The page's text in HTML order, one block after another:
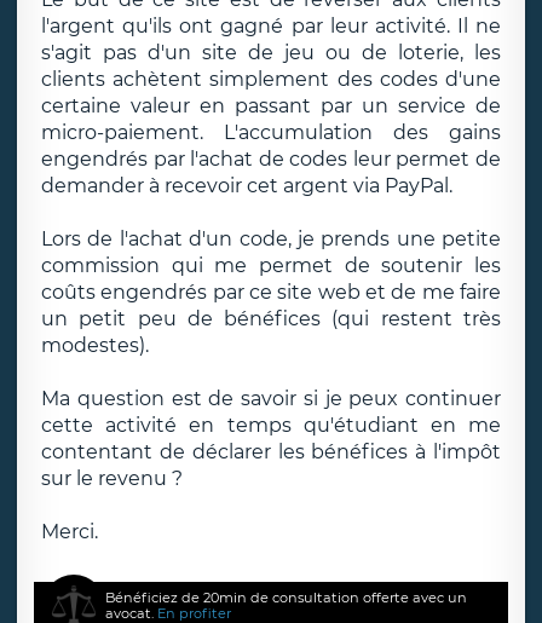
l'argent qu'ils ont gagné par leur activité. Il ne
s'agit pas d'un site de jeu ou de loterie, les
clients achètent simplement des codes d'une
certaine valeur en passant par un service de
micro-paiement. L'accumulation des gains
engendrés par l'achat de codes leur permet de
demander à recevoir cet argent via PayPal.
Lors de l'achat d'un code, je prends une petite
commission qui me permet de soutenir les
coûts engendrés par ce site web et de me faire
un petit peu de bénéfices (qui restent très
modestes).
Ma question est de savoir si je peux continuer
cette activité en temps qu'étudiant en me
contentant de déclarer les bénéfices à l'impôt
sur le revenu ?
Merci.
Bénéficiez de 20min de consultation offerte avec un
avocat. En profiter